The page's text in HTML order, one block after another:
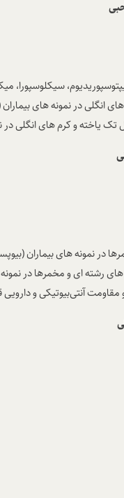
کریپتوسپوریدیوم،
در نمونه های
و کرم های انگلی در
در نمونه های بیماران
رشته ای و مخمرها در
آنتی‌بیوتیکی و